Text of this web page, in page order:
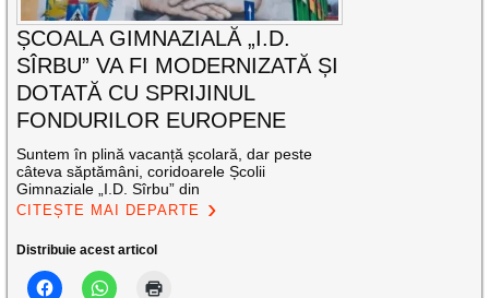
ȘCOALA GIMNAZIALĂ „I.D.
SÎRBU” VA FI MODERNIZATĂ ȘI
DOTATĂ CU SPRIJINUL
FONDURILOR EUROPENE
Suntem în plină vacanță școlară, dar peste
câteva săptămâni, coridoarele Școlii
Gimnaziale „I.D. Sîrbu” din
CITEȘTE MAI DEPARTE
Distribuie acest articol